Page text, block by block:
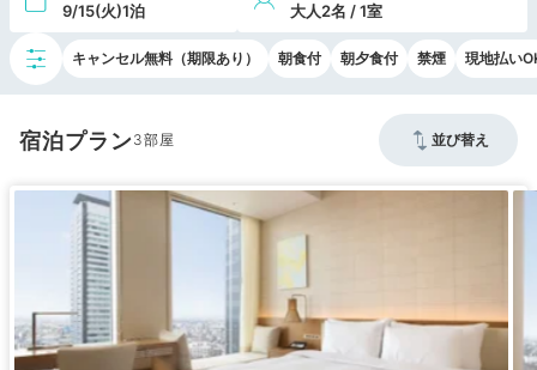
9/15(火)1泊 大人2名 / 1室
キャンセル無料（期限あり） 朝食付 朝夕食付 禁煙 現地払い
宿泊プラン3 並び替え